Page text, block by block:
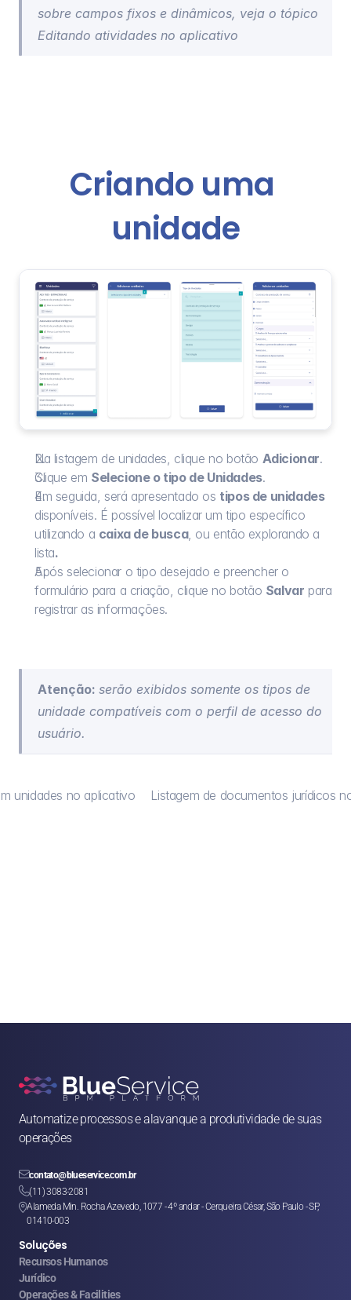
sobre campos fixos e dinâmicos, veja o tópico
Editando atividades no aplicativo
Criando uma
unidade
Na listagem de unidades, clique no botão Adicionar.
Clique em Selecione o tipo de Unidades.
Em seguida, será apresentado os tipos de unidades
disponíveis. É possível localizar um tipo específico
utilizando a caixa de busca, ou então explorando a
lista.
Após selecionar o tipo desejado e preencher o
formulário para a criação, clique no botão Salvar para
registrar as informações.
Atenção: serão exibidos somente os tipos de
unidade compatíveis com o perfil de acesso do
usuário.
unidades no aplicativo Listagem de documentos jurídicos
Automatize processos e alavanque a produtividade de suas
operações
contato@blueservice.com.br
(11) 3083-2081
Alameda Min. Rocha Azevedo, 1077 - 4º andar - Cerqueira César, São Paulo - SP,
01410-003
Soluções
Recursos Humanos
Jurídico
Operações & Facilities